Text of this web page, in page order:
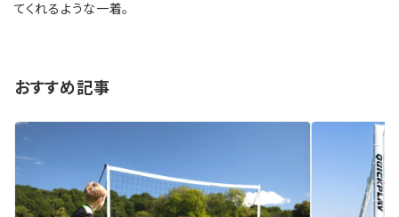
てくれるような一着。
おすすめ記事